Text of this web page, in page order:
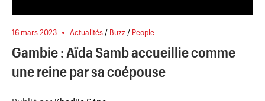
16 mars 2023 Actualités / Buzz / People
Gambie : Aïda Samb accueillie comme
une reine par sa coépouse